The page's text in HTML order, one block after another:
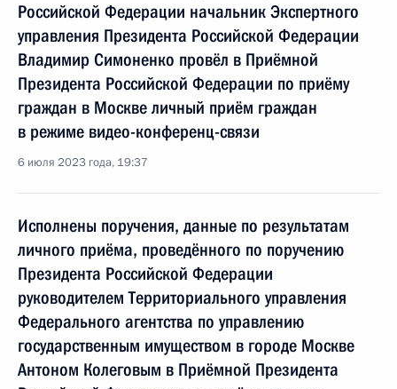
Российской Федерации начальник Экспертного
управления Президента Российской Федерации
Владимир Симоненко провёл в Приёмной
Президента Российской Федерации по приёму
граждан в Москве личный приём граждан
в режиме видео-конференц-связи
6 июля 2023 года, 19:37
Исполнены поручения, данные по результатам
личного приёма, проведённого по поручению
Президента Российской Федерации
руководителем Территориального управления
Федерального агентства по управлению
государственным имуществом в городе Москве
Антоном Колеговым в Приёмной Президента